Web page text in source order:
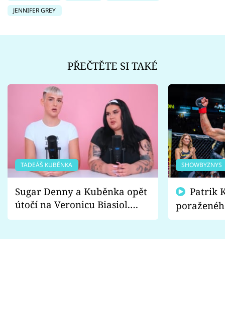
JENNIFER GREY
PŘEČTĚTE SI TAKÉ
TADEÁŠ KUBĚNKA
Sugar Denny a Kuběnka opět
útočí na Veronicu Biasiol.
Proč je podle nich falešná a
SHOWBYZNYS
fanoušci